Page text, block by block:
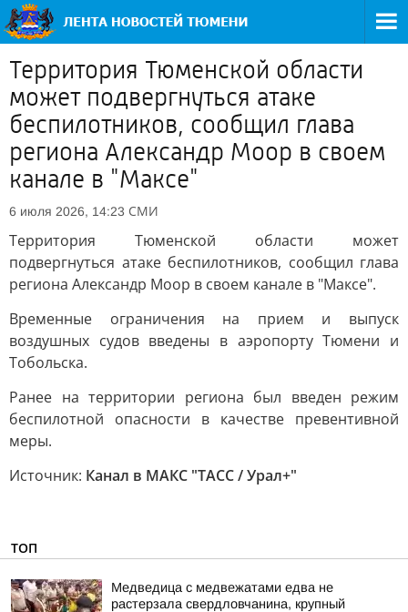
Территория Тюменской области
может подвергнуться атаке
беспилотников, сообщил глава
региона Александр Моор в своем
канале в "Максе"
6 июля 2026, 14:23 СМИ
Территория Тюменской области может
подвергнуться атаке беспилотников, сообщил глава
региона Александр Моор в своем канале в "Максе".
Временные ограничения на прием и выпуск
воздушных судов введены в аэропорту Тюмени и
Тобольска.
Ранее на территории региона был введен режим
беспилотной опасности в качестве превентивной
меры.
Источник: Канал в МАКС "ТАСС / Урал+"
ТОП
Медведица с медвежатами едва не
растерзала свердловчанина, крупный